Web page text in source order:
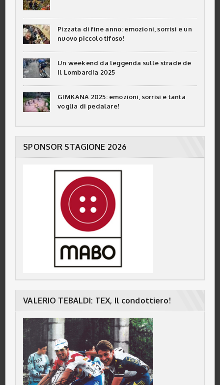
Pizzata di fine anno: emozioni, sorrisi e un
nuovo piccolo tifoso!
Un weekend da leggenda sulle strade de
Il Lombardia 2025
GIMKANA 2025: emozioni, sorrisi e tanta
voglia di pedalare!
SPONSOR STAGIONE 2026
VALERIO TEBALDI: TEX, Il condottiero!